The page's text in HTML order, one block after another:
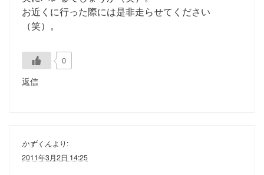
お近くに行った際には是非走らせてください
（笑）。
0
返信
かずくんより:
2011年3月2日 14:25